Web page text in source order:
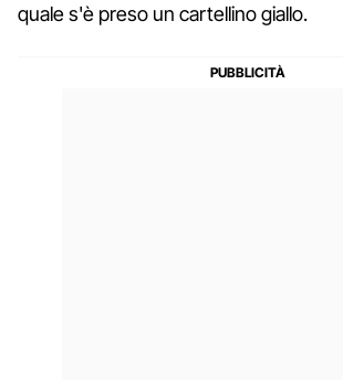
quale s'è preso un cartellino giallo.